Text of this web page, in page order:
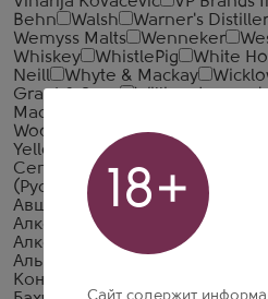
Behn
Walsh Warner's
Wemyss Malts
Wenneker
Whiskey
WhistlePig White
Neill
Whyte & Mackay
Grant & Sons
Macfarlane & Co.
Woodford Reserve Distillery
Yellow Rose Distilling
Centenario
Zanin 1895
(Русский Шампанский Дом)
Авшарский винный завод
Алкогольная Промышленная
Алкогольная Сибирская Группа
Альянс-1892
Коньячный Завод
18+
Сайт содержит